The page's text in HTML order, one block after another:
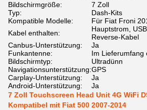
Bildschirmgröße:
7 Zoll
Typ:
Dash-Kits
Kompatible Modelle:
Für Fiat Froni
Kabel enthalten:
Hauptstrom,
Reverse-Kabel
Canbus-Unterstützung:
Ja
Funkantenne:
Im Lieferumfang
Bildschirmtyp:
Ultradünn
Navigationsunterstützung:GPS
Carplay-Unterstützung:
Ja
Android-Unterstützung:
Ja
7 Zoll Touchscreen Head Unit 4G WiFi
Kompatibel mit Fiat 500 2007-2014